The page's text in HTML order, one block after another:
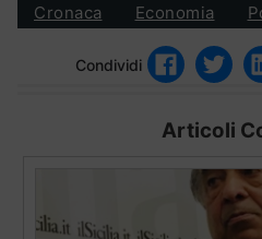
Cronaca Economia
Condividi
Articoli